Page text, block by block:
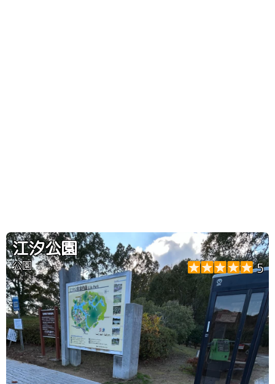
江汐公園
公園 5